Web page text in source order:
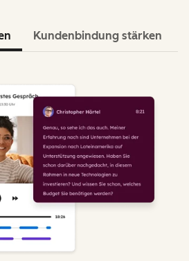
Kundenbindung stärken